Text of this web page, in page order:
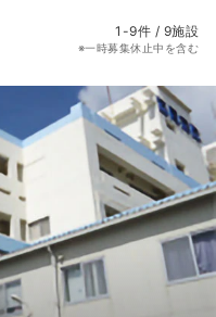
1-9件 / 9施設
※一時募集休止中を含む